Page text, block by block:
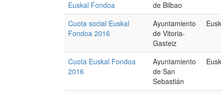
Euskal Fondoa
de Bilbao
Cuota social Euskal
Fondoa 2016
Ayuntamiento
de Vitoria-
Gasteiz
Cuota Euskal Fondoa
2016
Ayuntamiento
de San
Sebastián